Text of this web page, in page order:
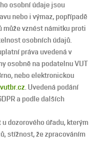
osobní údaje jsou
nebo i výmaz, popřípadě
může vznést námitku proti
osobních údajů.
práva uvedená v
osobně na podatelnu VUT
nebo elektronickou
. Uvedená podání
a podle dalších
dozorového úřadu, kterým
stížnost, že zpracováním